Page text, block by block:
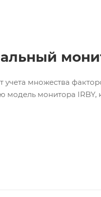
множества
монитора IRBY,